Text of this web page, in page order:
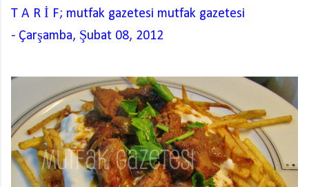
T A R İ F; mutfak gazetesi mutfak gazetesi
- Çarşamba, Şubat 08, 2012